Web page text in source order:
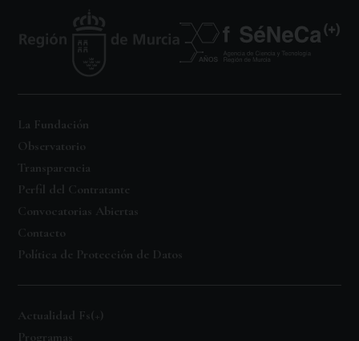
La Fundación
Observatorio
Transparencia
Perfil del Contratante
Convocatorias Abiertas
Contacto
Política de Protección de Datos
Actualidad Fs(+)
Programas